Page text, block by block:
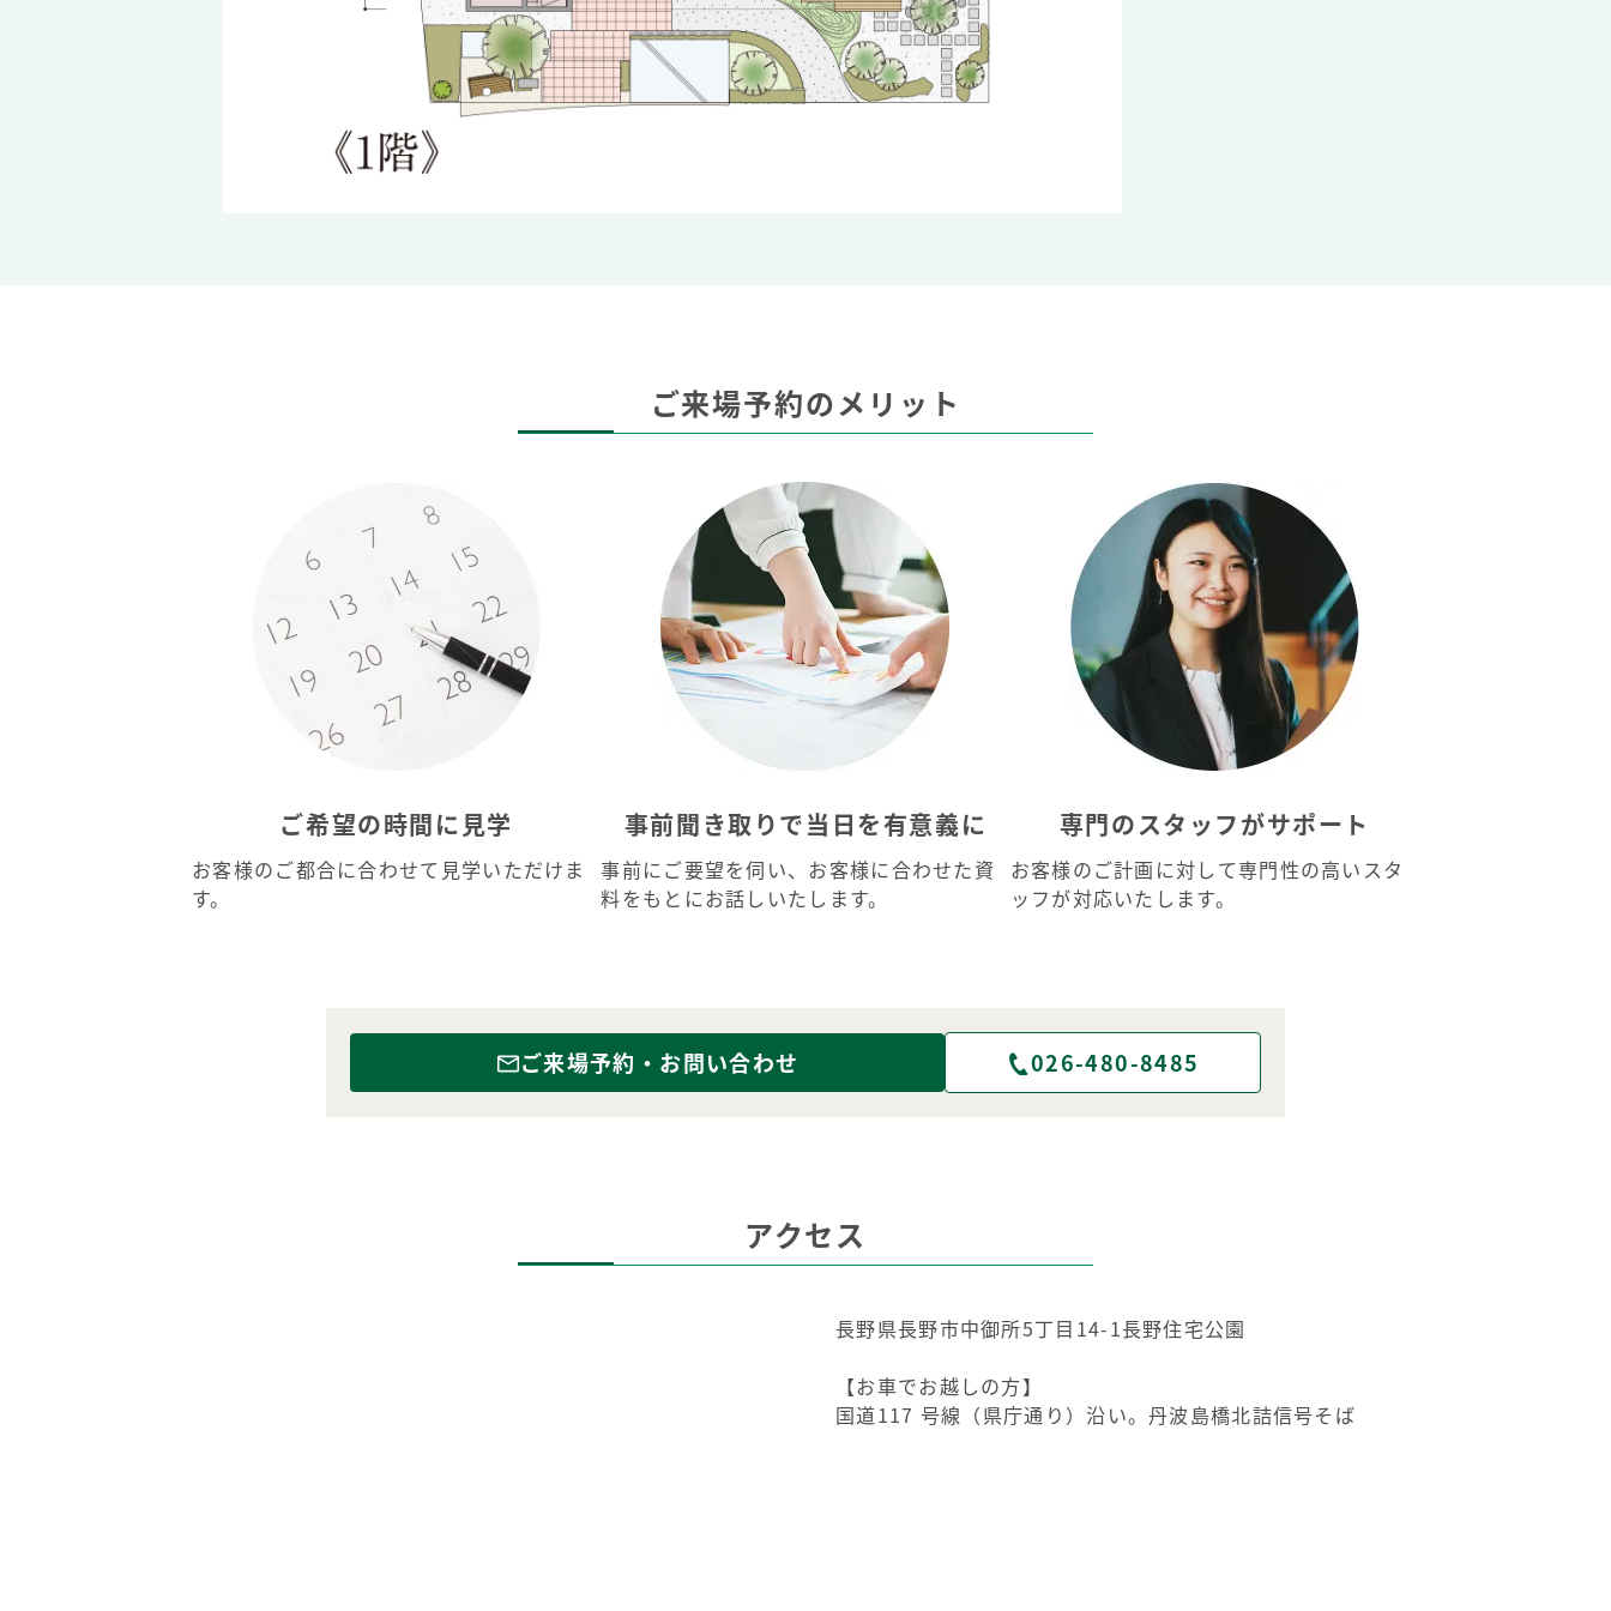
ご来場予約のメリット
ご希望の時間に見学
お客様のご都合に合わせて見学いただけま
す。
事前聞き取りで当日を有意義に
事前にご要望を伺い、お客様に合わせた資
料をもとにお話しいたします。
専門のスタッフがサポート
お客様のご計画に対して専門性の高いスタ
ッフが対応いたします。
ご来場予約・お問い合わせ 026-480-8485
アクセス
長野県長野市中御所5丁目14-1長野住宅公園
【お車でお越しの方】
国道117 号線（県庁通り）沿い。丹波島橋北詰信号そば